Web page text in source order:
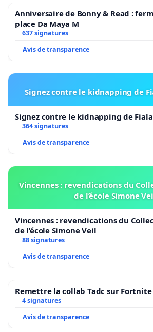
Anniversaire de Bonny & Read :
place Da Maya M
637 signatures
Avis de transparence
Signez contre le kidnapping de
Signez contre le kidnapping de
364 signatures
Avis de transparence
Vincennes : revendications du
de l’école Simone
Vincennes : revendications du
de l’école Simone Veil
88 signatures
Avis de transparence
Remettre la collab Tadc sur Fortnite
4 signatures
Avis de transparence